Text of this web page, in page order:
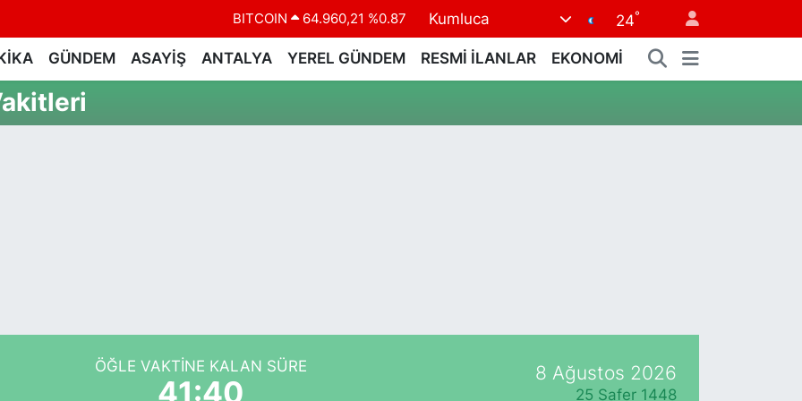
BITCOIN 64.960,21 %0.87
DOLAR
47,7436 %0.18
EURO
55,2510 %0.32
Kumluca 24°
GÜNDEM ASAYİŞ ANTALYA YEREL GÜNDEM RESMİ İLANLAR EKONOMİ
ÖĞLE VAKTINE KALAN SÜRE
41:40
8 Ağustos 2026
25 Safer 1448